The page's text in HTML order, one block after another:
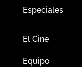
Especiales
El Cine
Equipo